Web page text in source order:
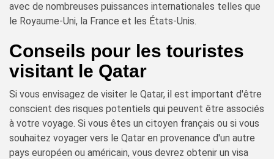
avec de nombreuses puissances internationales telles que
le Royaume-Uni, la France et les États-Unis.
Conseils pour les touristes
visitant le Qatar
Si vous envisagez de visiter le Qatar, il est important d'être
conscient des risques potentiels qui peuvent être associés
à votre voyage. Si vous êtes un citoyen français ou si vous
souhaitez voyager vers le Qatar en provenance d'un autre
pays européen ou américain, vous devrez obtenir un visa